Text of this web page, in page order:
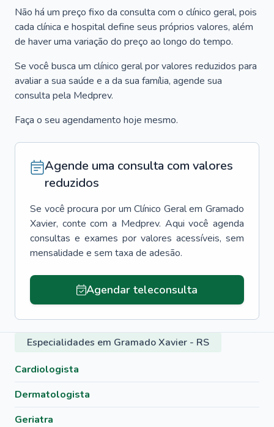
Não há um preço fixo da consulta com o clínico geral, pois
cada clínica e hospital define seus próprios valores, além
de haver uma variação do preço ao longo do tempo.
Se você busca um clínico geral por valores reduzidos para
avaliar a sua saúde e a da sua família, agende sua
consulta pela Medprev.
Faça o seu agendamento hoje mesmo.
Agende uma consulta com valores
reduzidos
Se você procura por um Clínico Geral em Gramado
Xavier, conte com a Medprev. Aqui você agenda
consultas e exames por valores acessíveis, sem
mensalidade e sem taxa de adesão.
Agendar teleconsulta
Especialidades em Gramado Xavier - RS
Cardiologista
Dermatologista
Geriatra